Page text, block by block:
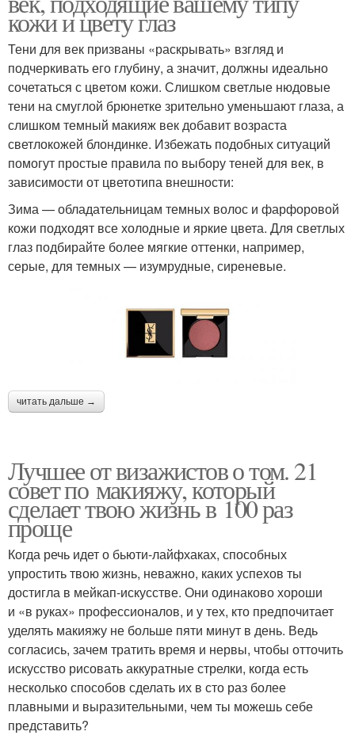
кожи и цвету глаз
Тени для век призваны «раскрывать» взгляд и
подчеркивать его глубину, а значит, должны идеально
сочетаться с цветом кожи. Слишком светлые нюдовые
тени на смуглой брюнетке зрительно уменьшают глаза, а
слишком темный макияж век добавит возраста
светлокожей блондинке. Избежать подобных ситуаций
помогут простые правила по выбору теней для век, в
зависимости от цветотипа внешности:
Зима — обладательницам темных волос и фарфоровой
кожи подходят все холодные и яркие цвета. Для светлых
глаз подбирайте более мягкие оттенки, например,
серые, для темных — изумрудные, сиреневые.
читать дальше →
Лучшее от визажистов о том. 21
совет по макияжу, который
сделает твою жизнь в 100 раз
проще
Когда речь идет о бьюти-лайфхаках, способных
упростить твою жизнь, неважно, каких успехов ты
достигла в мейкап-искусстве. Они одинаково хороши
и «в руках» профессионалов, и у тех, кто предпочитает
уделять макияжу не больше пяти минут в день. Ведь
согласись, зачем тратить время и нервы, чтобы отточить
искусство рисовать аккуратные стрелки, когда есть
несколько способов сделать их в сто раз более
плавными и выразительными, чем ты можешь себе
представить?